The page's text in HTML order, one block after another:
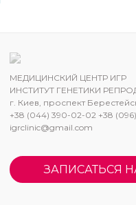
МЕДИЦИНСКИЙ ЦЕНТР ИГР
ИНСТИТУТ ГЕНЕТИКИ
г. Киев, проспект
+38 (044) 390-02-02 +38
igrclinic@gmail.com
ЗАПИСАТЬСЯ